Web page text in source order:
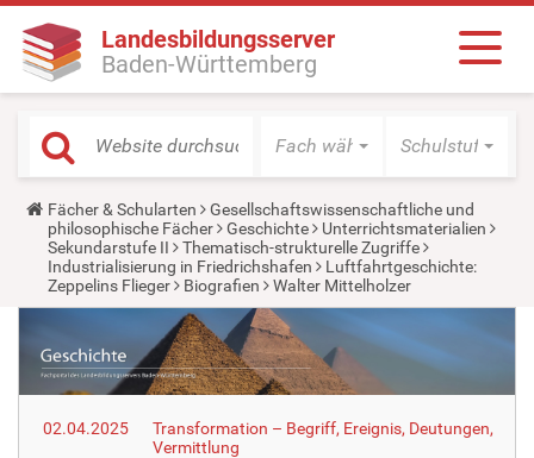
Landesbildungsserver
Baden-Württemberg
Fach wählen Schulstufe
Y
o
u
a
r
e
r
e
:
Fächer & Schularten
Gesellschaftswissenschaftliche und
philosophische Fächer
Geschichte
Unterrichtsmaterialien
Sekundarstufe II
Thematisch-strukturelle Zugriffe
Industrialisierung in Friedrichshafen
Luftfahrtgeschichte:
Zeppelins Flieger
Biografien Walter Mittelholzer
02.04.2025
Transformation – Begriff, Ereignis, Deutungen,
Vermittlung